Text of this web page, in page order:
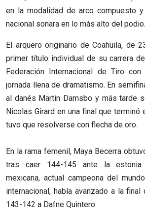
en la modalidad de arco compuesto
nacional sonara en lo más alto del podio.
El arquero originario de Coahuila, de
primer título individual de su carrera
Federación Internacional de Tiro
jornada llena de dramatismo. En
al danés Martin Damsbo y más tarde
Nicolas Girard en una final que terminó
tuvo que resolverse con flecha de oro.
En la rama femenil, Maya Becerra
tras caer 144-145 ante la
mexicana, actual campeona del
internacional, había avanzado a la
143-142 a Dafne Quintero.